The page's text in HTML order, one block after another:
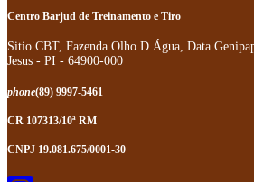
Centro Barjud de Treinamento e Tiro
Sitio CBT, Fazenda Olho D Água, Data
Jesus - PI - 64900-000
phone(89) 9997-5461
CR 107313/10ª RM
CNPJ 19.081.675/0001-30